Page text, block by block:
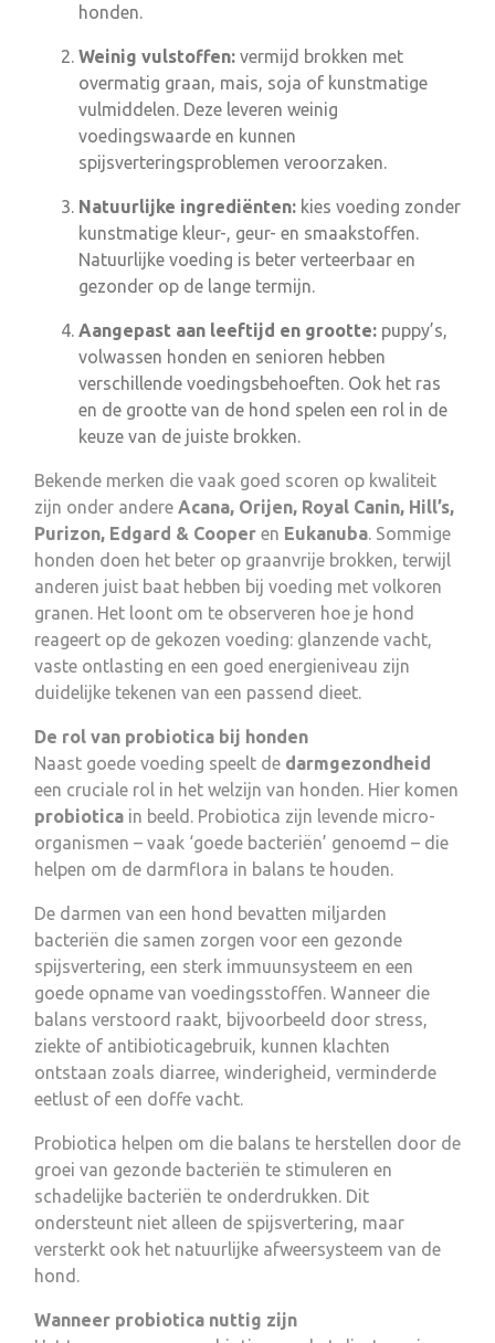
honden.
Weinig vulstoffen: vermijd brokken met
overmatig graan, mais, soja of kunstmatige
vulmiddelen. Deze leveren weinig
voedingswaarde en kunnen
spijsverteringsproblemen veroorzaken.
Natuurlijke ingrediënten: kies voeding zonder
kunstmatige kleur-, geur- en smaakstoffen.
Natuurlijke voeding is beter verteerbaar en
gezonder op de lange termijn.
Aangepast aan leeftijd en grootte: puppy’s,
volwassen honden en senioren hebben
verschillende voedingsbehoeften. Ook het ras
en de grootte van de hond spelen een rol in de
keuze van de juiste brokken.
Bekende merken die vaak goed scoren op kwaliteit
zijn onder andere Acana, Orijen, Royal Canin, Hill’s,
Purizon, Edgard & Cooper en Eukanuba . Sommige
honden doen het beter op graanvrije brokken, terwijl
anderen juist baat hebben bij voeding met volkoren
granen. Het loont om te observeren hoe je hond
reageert op de gekozen voeding: glanzende vacht,
vaste ontlasting en een goed energieniveau zijn
duidelijke tekenen van een passend dieet.
De rol van probiotica bij honden
Naast goede voeding speelt de darmgezondheid
een cruciale rol in het welzijn van honden. Hier komen
probiotica in beeld. Probiotica zijn levende micro-
organismen – vaak ‘goede bacteriën’ genoemd – die
helpen om de darmflora in balans te houden.
De darmen van een hond bevatten miljarden
bacteriën die samen zorgen voor een gezonde
spijsvertering, een sterk immuunsysteem en een
goede opname van voedingsstoffen. Wanneer die
balans verstoord raakt, bijvoorbeeld door stress,
ziekte of antibioticagebruik, kunnen klachten
ontstaan zoals diarree, winderigheid, verminderde
eetlust of een doffe vacht.
Probiotica helpen om die balans te herstellen door de
groei van gezonde bacteriën te stimuleren en
schadelijke bacteriën te onderdrukken. Dit
ondersteunt niet alleen de spijsvertering, maar
versterkt ook het natuurlijke afweersysteem van de
hond.
Wanneer probiotica nuttig zijn